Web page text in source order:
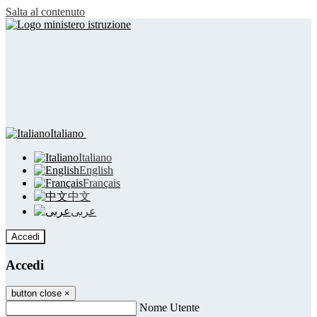
Salta al contenuto
Italiano
Italiano
English
Français
中文
عربى
Accedi
Accedi
button close ×
Nome Utente